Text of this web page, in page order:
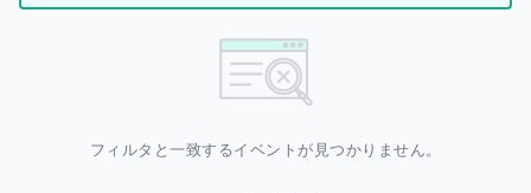
フィルタと一致するイベントが見つかりません。